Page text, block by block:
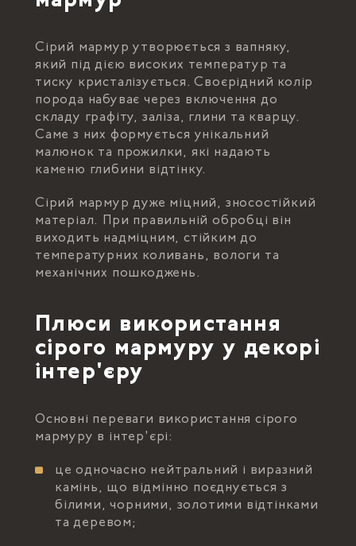
Сірий мармур утворюється з вапняку,
який під дією високих температур та
тиску кристалізується. Своєрідний колір
порода набуває через включення до
складу графіту, заліза, глини та кварцу.
Саме з них формується унікальний
малюнок та прожилки, які надають
каменю глибини відтінку.
Сірий мармур дуже міцний, зносостійкий
матеріал. При правильній обробці він
виходить надміцним, стійким до
температурних коливань, вологи та
механічних пошкоджень.
Плюси використання
сірого мармуру у декорі
інтер'єру
Основні переваги використання сірого
мармуру в інтер'єрі:
це одночасно нейтральний і виразний
камінь, що відмінно поєднується з
білими, чорними, золотими відтінками
та деревом;